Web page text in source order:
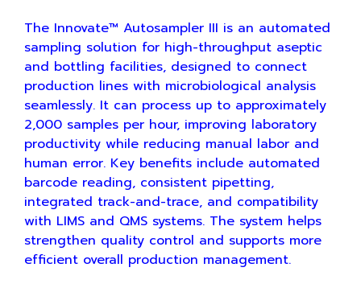
The Innovate™ Autosampler III is an automated
sampling solution for high-throughput aseptic
and bottling facilities, designed to connect
production lines with microbiological analysis
seamlessly. It can process up to approximately
2,000 samples per hour, improving laboratory
productivity while reducing manual labor and
human error. Key benefits include automated
barcode reading, consistent pipetting,
integrated track-and-trace, and compatibility
with LIMS and QMS systems. The system helps
strengthen quality control and supports more
efficient overall production management.